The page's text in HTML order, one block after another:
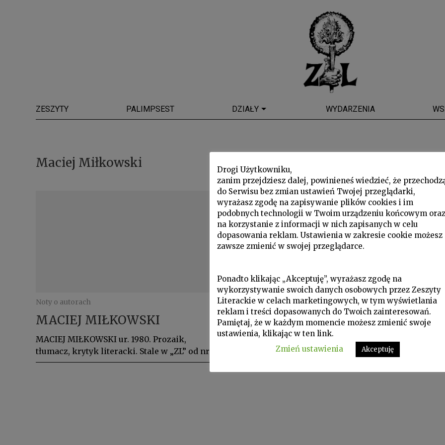
ZESZYTY PALIMPSEST DZIAŁY WYDARZENIA
Maciej Miłkowski
Noty o autorach
MACIEJ MIŁKOWSKI
MACIEJ MIŁKOWSKI ur. 1980. Prozaik,
tłumacz, krytyk literacki. Stale w „ZL” od nr.
Drogi Użytkowniku,
zanim przejdziesz dalej, powinieneś wiedzieć, że
do Serwisu bez zmian ustawień Twojej przeglądarki,
wyrażasz zgodę na zapisywanie plików cookies i im
podobnych technologii w Twoim urządzeniu końcowym oraz
na korzystanie z informacji w nich zapisanych w celu
dopasowania reklam. Ustawienia w zakresie cookie możesz
zawsze zmienić w swojej przeglądarce.
Ponadto klikając „Akceptuję”, wyrażasz zgodę na
wykorzystywanie swoich danych osobowych przez Zeszyty
Literackie w celach marketingowych, w tym wyświetlania
reklam i treści dopasowanych do Twoich zainteresowań.
Pamiętaj, że w każdym momencie możesz zmienić swoje
ustawienia, klikając w ten link.
Zmień ustawienia
Akceptuję